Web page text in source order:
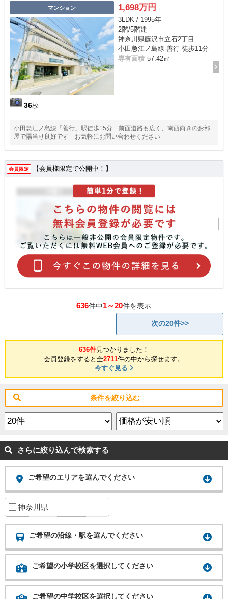
マンション
36枚
1,698万円
3LDK / 1995年
2階/5階建
神奈川県藤沢市立石2丁目
小田急江ノ島線 善行 徒歩11分
専有面積 57.42㎡
小田急江ノ島線「善行」駅徒歩15分 前面道路も広く、南西向きのお部
屋で陽当り良好です お気軽にお問い合わせください
会員限定 【会員様限定で公開中！】
636件中1～20件を表示
次の20件>>
636件見つかりました！
会員登録をすると全2711件の中から探せます。
今すぐ見る
条件を絞り込む
さらに絞り込んで検索する
ご希望のエリアを選んでください
神奈川県
ご希望の沿線・駅を選んでください
ご希望の小学校区を選択してください
ご希望の中学校区を選択してください